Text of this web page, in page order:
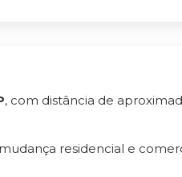
, com distância de
residencial e